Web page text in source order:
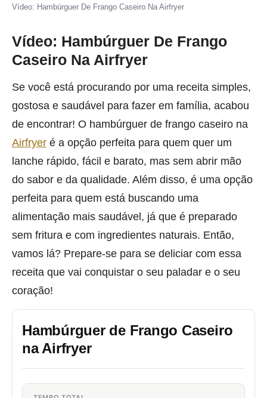
Vídeo: Hambúrguer De Frango Caseiro Na Airfryer
Vídeo: Hambúrguer De Frango
Caseiro Na Airfryer
Se você está procurando por uma receita simples,
gostosa e saudável para fazer em família, acabou
de encontrar! O hambúrguer de frango caseiro na
Airfryer é a opção perfeita para quem quer um
lanche rápido, fácil e barato, mas sem abrir mão
do sabor e da qualidade. Além disso, é uma opção
perfeita para quem está buscando uma
alimentação mais saudável, já que é preparado
sem fritura e com ingredientes naturais. Então,
vamos lá? Prepare-se para se deliciar com essa
receita que vai conquistar o seu paladar e o seu
coração!
Hambúrguer de Frango Caseiro
na Airfryer